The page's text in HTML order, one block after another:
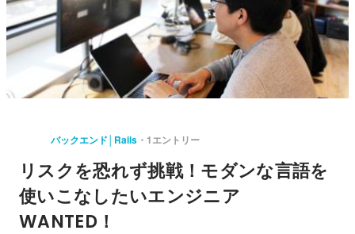
バックエンド│Rails 1エントリー
リスクを恐れず挑戦！モダンな言語を
使いこなしたいエンジニア
WANTED！